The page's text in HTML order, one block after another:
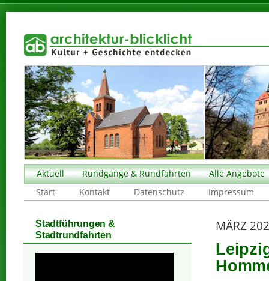
Aktuell Rundgänge & Rundfahrten
Alle Angebote
Start
Kontakt Datenschutz Impressum
MÄRZ
Stadtführungen &
Stadtrundfahrten